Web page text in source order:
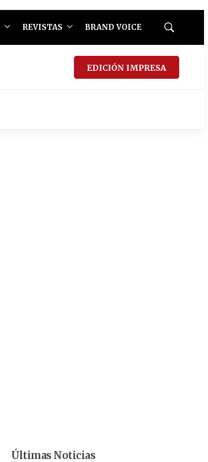
REVISTAS BRAND VOICE
Mostrar
EDICIÓN IMPRESA
Últimas Noticias